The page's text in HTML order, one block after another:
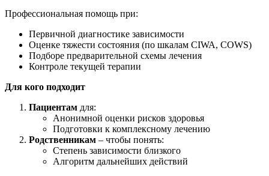
Профессиональная помощь при:
Первичной диагностике зависимости
Оценке тяжести состояния (по шкалам CIWA, COWS)
Подборе предварительной схемы лечения
Контроле текущей терапии
Для кого подходит
Пациентам для:
Анонимной оценки рисков здоровья
Подготовки к комплексному лечению
Родственникам – чтобы понять:
Степень зависимости близкого
Алгоритм дальнейших действий